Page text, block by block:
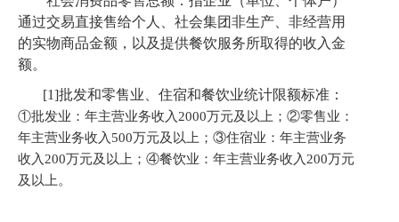
通过交易直接售给个人、社会集团非生产、非经营用
的实物商品金额，以及提供餐饮服务所取得的收入金
额。
[1]批发和零售业、住宿和餐饮业统计限额标准：
①批发业：年主营业务收入 2000万元及以上； ②零售业：
年主营业务收入 500万元及以上； ③住宿业： 年主营业务
收入 200万元及以上； ④餐饮业：年主营业务收入 200万元
及以上。